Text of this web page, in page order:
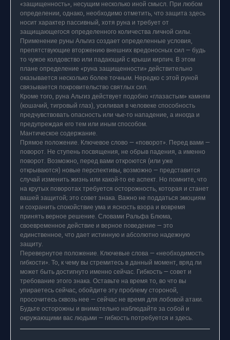
«защищенность», несущим несколько иной смысл. При любом
определении, однако, необходимо отметить, что защита здесь
носит характер пассивный, хотя руна и требует от
защищающегося определенного количества личной силы.
Применение руны Альгиз создает определенные условия,
препятствующие вторжению внешних вредоносных сил — будь
то чужое колдовство или падающий с крыши кирпич. В этом
плане определение «руна защищенности» действительно
оказывается несколько более точным. Нередко с этой руной
связывается покровительство святлых сил.
Кроме того, руна Альгиз действует подобно «глазастым» камням
(кошачий, тигровый глаз), усиливая в человеке способность
предчувствовать опасность или чье-то нападение, а иногда и
предупреждая его тем или иным способом.
Мантическое содержание.
Прямое положение. Ключевое слово — «поворот». Перед вами —
поворот. Не ступень посвящения, не обрыв падения, а именно
поворот. Возможно, перед вами откроются (или уже
открываются) новые перспективы, возможно — представится
случай изменить жизнь или какой-то ее аспект. Но помните, что
на крутых поворотах требуется осторожность, которая и станет
вашей защитой; это совет знака. Важно не поддаться эмоциям
и сохранить спокойствие ума и ясность взора и вовремя
принять верное решение. Словами Ральфа Блюма,
своевременное действие и верное поведение — это
единственное, что дает истинную и абсолютно надежную
защиту.
Перевернутое положение. Ключевые слова — «необходимость
гибкости». То, к чему вы стремитесь в данный момент, вряд ли
может быть достигнуто именно сейчас. Гибкость — совет и
требование этого знака. Оставьте на время то, во что вы
упираетесь сейчас, обойдите эту проблему стороной,
просочитесь сквозь нее — сейчас не время для лобовой атаки.
Будьте осторожны и внимательно наблюдайте за собой и
окружающими вас людьми — гибкость потребуется и здесь.